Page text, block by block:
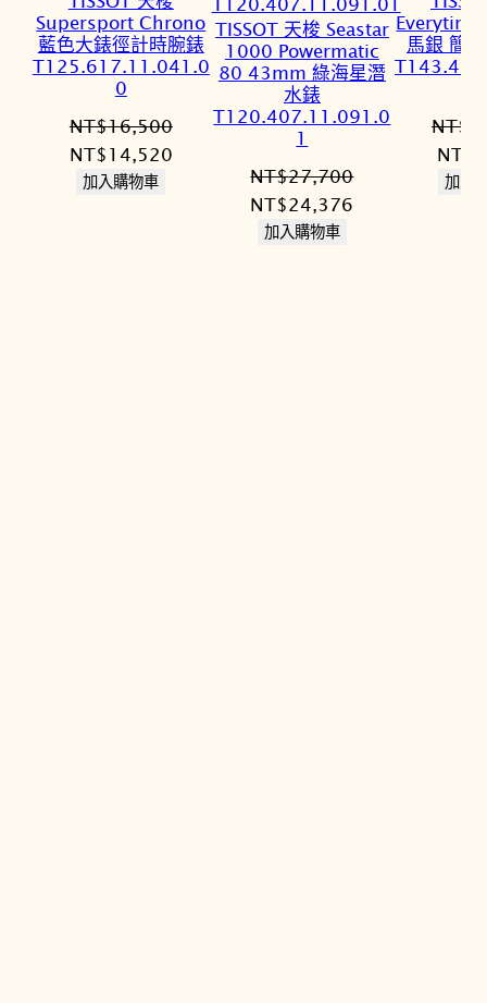
Supersport Chrono
藍色大錶徑計時腕錶
T125.617.11.041.0
0
NT$16,500
原
始
NT$14,520目
加入購物車
TISSOT 天梭 Seastar
1000 Powermatic
80 43mm 綠海星潛
水錶
T120.407.11.091.0
1
NT$27,700
原
始
NT$24,376
加入購物車
馬銀 簡
NT$
原
始
NT$
加入